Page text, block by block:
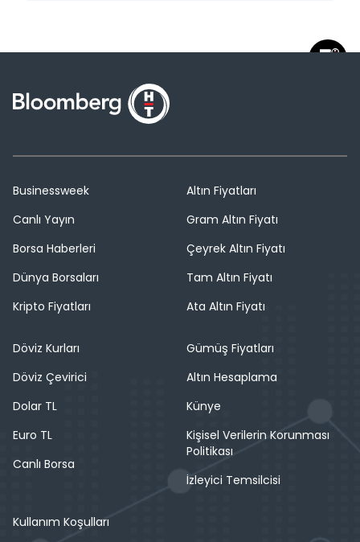
Businessweek
Canlı Yayın
Borsa Haberleri
Dünya Borsaları
Kripto Fiyatları
Altın Fiyatları
Gram Altın Fiyatı
Çeyrek Altın Fiyatı
Tam Altın Fiyatı
Ata Altın Fiyatı
Döviz Kurları
Döviz Çevirici
Dolar TL
Euro TL
Canlı Borsa
Gümüş Fiyatları
Altın Hesaplama
Künye
Kişisel Verilerin Korunması
Politikası
İzleyici Temsilcisi
Kullanım Koşulları